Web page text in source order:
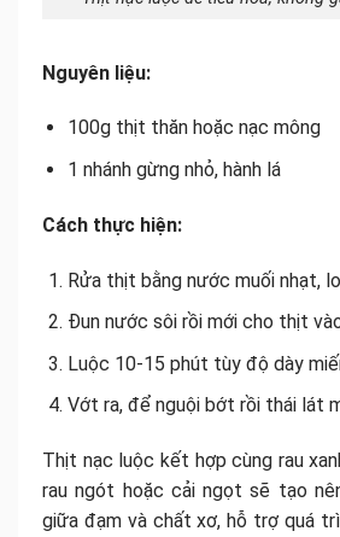
Nguyên liệu:
100g thịt thăn hoặc nạc mông
1 nhánh gừng nhỏ, hành lá
Cách thực hiện:
Rửa thịt bằng nước muối nhạt,
Đun nước sôi rồi mới cho thịt
Luộc 10-15 phút tùy độ dày
Vớt ra, để nguội bớt rồi thái lát
Thịt nạc luộc kết hợp cùng rau
rau ngót hoặc cải ngọt sẽ tạo
giữa đạm và chất xơ, hỗ trợ quá